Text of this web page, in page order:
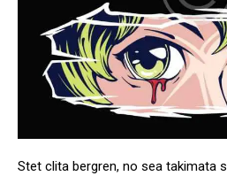
Stet clita bergren, no sea takimata